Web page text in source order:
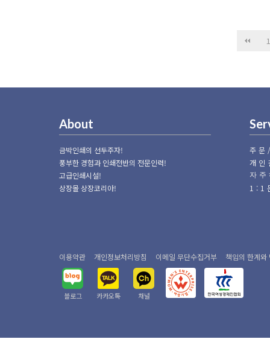
1
About
금박인쇄의 선두주자!
풍부한 경험과 인쇄전반의 전문인력!
고급인쇄시설!
상장몰 상장코리아!
주
개인
자
1:1
이용약관 개인정보처리방침 이메일 무단수집거부 책임의 한계와
블로그 카카오톡 채널